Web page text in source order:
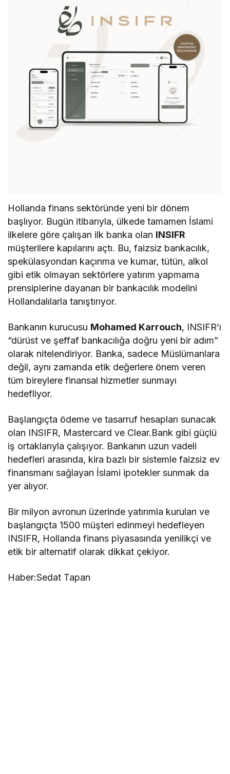
​Hollanda finans sektöründe yeni bir dönem
başlıyor. Bugün itibarıyla, ülkede tamamen İslami
ilkelere göre çalışan ilk banka olan INSIFR
müşterilere kapılarını açtı. Bu, faizsiz bankacılık,
spekülasyondan kaçınma ve kumar, tütün, alkol
gibi etik olmayan sektörlere yatırım yapmama
prensiplerine dayanan bir bankacılık modelini
Hollandalılarla tanıştırıyor.
​Bankanın kurucusu Mohamed Karrouch, INSIFR’ı
“dürüst ve şeffaf bankacılığa doğru yeni bir adım”
olarak nitelendiriyor. Banka, sadece Müslümanlara
değil, aynı zamanda etik değerlere önem veren
tüm bireylere finansal hizmetler sunmayı
hedefliyor.
​Başlangıçta ödeme ve tasarruf hesapları sunacak
olan INSIFR, Mastercard ve Clear.Bank gibi güçlü
iş ortaklarıyla çalışıyor. Bankanın uzun vadeli
hedefleri arasında, kira bazlı bir sistemle faizsiz ev
finansmanı sağlayan İslami ipotekler sunmak da
yer alıyor.
​Bir milyon avronun üzerinde yatırımla kurulan ve
başlangıçta 1500 müşteri edinmeyi hedefleyen
INSIFR, Hollanda finans piyasasında yenilikçi ve
etik bir alternatif olarak dikkat çekiyor.
Haber:Sedat Tapan